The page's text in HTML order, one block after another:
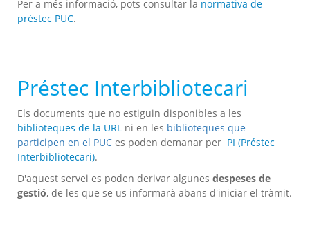
Per a més informació, pots consultar la normativa de
préstec PUC.
Préstec Interbibliotecari
Els documents que no estiguin disponibles a les
biblioteques de la URL ni en les biblioteques que
participen en el PUC es poden demanar per PI (Préstec
Interbibliotecari).
D'aquest servei es poden derivar algunes despeses de
gestió, de les que se us informarà abans d'iniciar el tràmit.